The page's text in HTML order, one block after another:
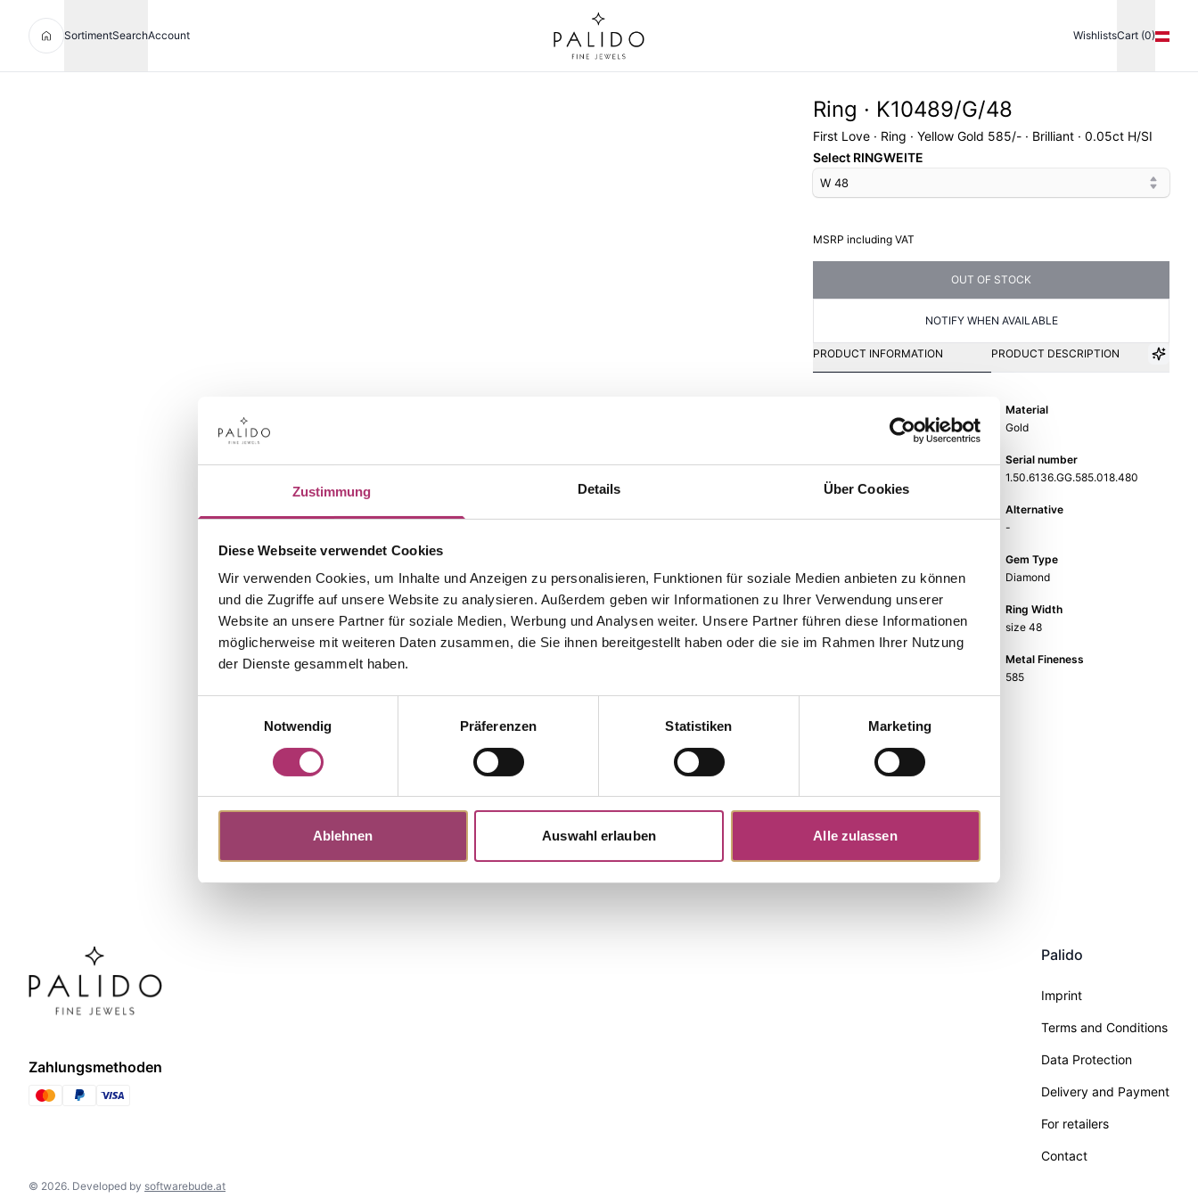
Zustimmung Details Über Cookies
Diese Webseite verwendet Cookies
Wir verwenden Cookies, um Inhalte und Anzeigen zu personalisieren, Funktionen für soziale Medien anbieten zu können
und die Zugriffe auf unsere Website zu analysieren. Außerdem geben wir Informationen zu Ihrer Verwendung unserer
Website an unsere Partner für soziale Medien, Werbung und Analysen weiter. Unsere Partner führen diese Informationen
möglicherweise mit weiteren Daten zusammen, die Sie ihnen bereitgestellt haben oder die sie im Rahmen Ihrer Nutzung
der Dienste gesammelt haben.
Notwendig
Präferenzen Statistiken Marketing
Ablehnen Auswahl erlauben Alle zulassen
SortimentSearchAccount WishlistsCart (0)
Ring · K10489/G/48
First Love · Ring · Yellow Gold 585/- · Brilliant · 0.05ct H/SI
Select RINGWEITE
W 48
MSRP including VAT
OUT OF STOCK
NOTIFY WHEN AVAILABLE
PRODUCT INFORMATION PRODUCT DESCRIPTION
Material
Gold
Serial number
1.50.6136.GG.585.018.480
Alternative
-
fc diamond
Gem Type
Diamond
white
Ring Width
size 48
Metal Fineness
585
Discover more pieces from this collection.
Zahlungsmethoden
Palido
Imprint
Terms and Conditions
Data Protection
Delivery and Payment
For retailers
Contact
© 2026. Developed by softwarebude.at